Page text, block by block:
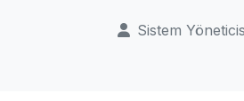
Sistem